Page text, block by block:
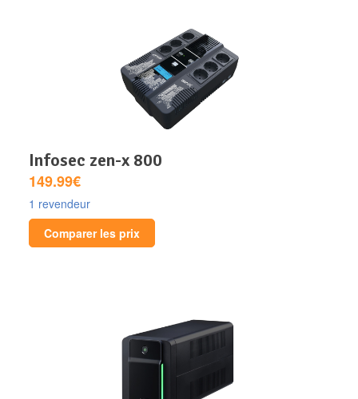
infosec zen-x 800
149.99€
1 revendeur
Comparer les prix